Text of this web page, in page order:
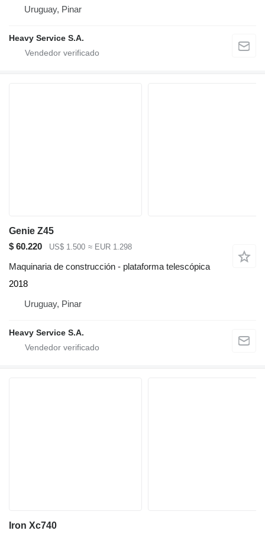
Uruguay, Pinar
Heavy Service S.A.
Genie Z45
$ 60.220
US$ 1.500 ≈ EUR 1.298
Maquinaria de construcción - plataforma telescópica
2018
Uruguay, Pinar
Heavy Service S.A.
Iron Xc740